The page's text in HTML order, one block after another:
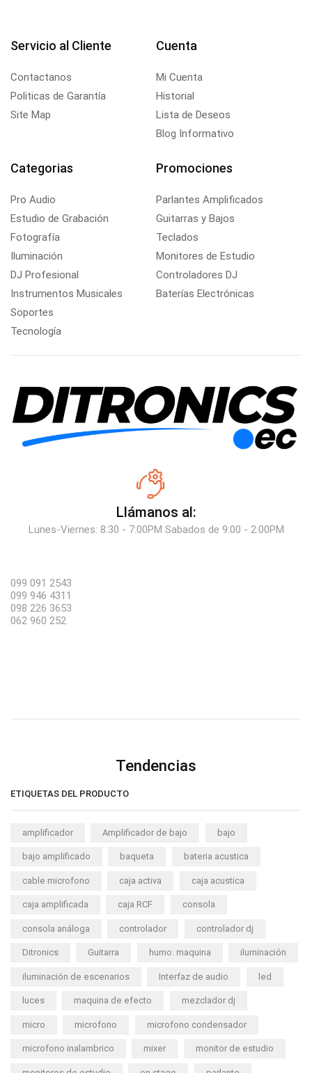
Servicio al Cliente
Contactanos
Politicas de Garantía
Site Map
Cuenta
Mi Cuenta
Historial
Lista de Deseos
Blog Informativo
Categorias
Pro Audio
Estudio de Grabación
Fotografía
Iluminación
DJ Profesional
Instrumentos Musicales
Soportes
Tecnología
Promociones
Parlantes Amplificados
Guitarras y Bajos
Teclados
Monitores de Estudio
Controladores DJ
Baterías Electrónicas
Llámanos al:
Lunes-Viernes: 8:30 - 7:00PM Sabados de 9:00 - 2:00PM
099 091 2543
099 946 4311
098 226 3653
062 960 252
Tendencias
ETIQUETAS DEL PRODUCTO
amplificador Amplificador de bajo bajo
bajo amplificado baqueta bateria acustica
cable microfono caja activa caja acustica
caja amplificada caja RCF consola
consola análoga controlador controlador dj
Ditronics Guitarra humo. maquina iluminación
iluminación de escenarios Interfaz de audio led
luces maquina de efecto mezclador dj
micro microfono microfono condensador
microfono inalambrico mixer monitor de estudio